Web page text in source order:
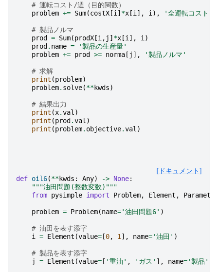
# 運転コスト/週（目的関数）
problem += Sum(costX [i ] *x [i ], i ), '全運転コスト'
# 製品ノルマ
prod
= Sum(prodX [i , j ] *x [i ], i )
prod . name =
'製品の生産量'
problem += prod >= norma [ j ], '製品ノルマ'
# 求解
print (problem)
problem. solve(**kwds)
# 結果出力
print (x.val )
print (prod .val )
print (problem. objective.val )
[ドキュメント]
def oil6(**kwds : Any) -> None:
"""油田問題(整数変数)"""
from pysimple import Problem, Element , Parameter
problem = Problem(name='油田問題6' )
# 油田を表す添字
i
= Element (value= [0, 1 ], name='油田' )
# 製品を表す添字
j
= Element (value= [ '重油' , 'ガス' ], name='製品'